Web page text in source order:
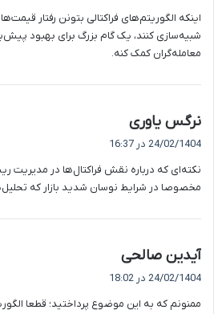
:
اینکه الگوریتم‌های فراکتالی بتونن رفتار
شبیه‌سازی کنند، یک گام بزرگ برای بهبود
معامله‌گران کمک کنه.
نرگس یاوری
ف
:
24/02/1404 در 16:37
نکته‌ای که درباره نقش فراکتال‌ها در مدیریت
مخصوصا در شرایط نوسان شدید بازار که
آیدین صالحی
ف
:
24/02/1404 در 18:02
ممنونم که به این موضوع پرداختید؛ قطعا